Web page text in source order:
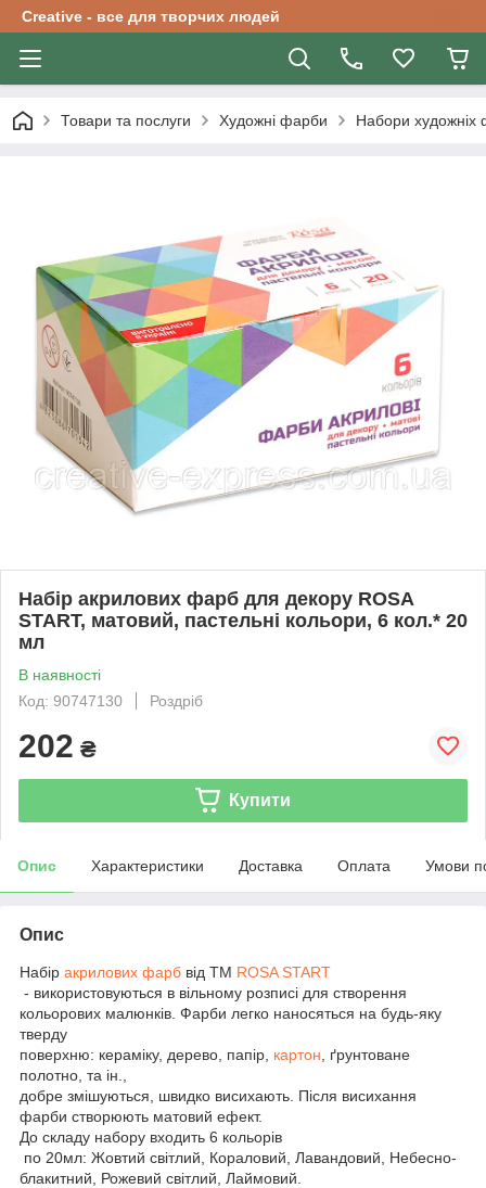
Creative - все для творчих людей
Товари та послуги Художні фарби Набори художніх
Набір акрилових фарб для декору ROSA
START, матовий, пастельні кольори, 6 кол.* 20
мл
В наявності
Код: 90747130
Роздріб
202 ₴
Купити
Опис Характеристики Доставка Оплата Умови
Опис
Набір акрилових фарб від ТМ ROSA START
- використовуються в вільному розписі для створення
кольорових малюнків. Фарби легко наносяться на будь-яку
тверду
поверхню: кераміку, дерево, папір, картон , ґрунтоване
полотно, та ін.,
добре змішуються, швидко висихають. Після висихання
фарби створюють матовий ефект.
До складу набору входить 6 кольорів
по 20мл: Жовтий світлий, Кораловий, Лавандовий, Небесно-
блакитний, Рожевий світлий, Лаймовий.